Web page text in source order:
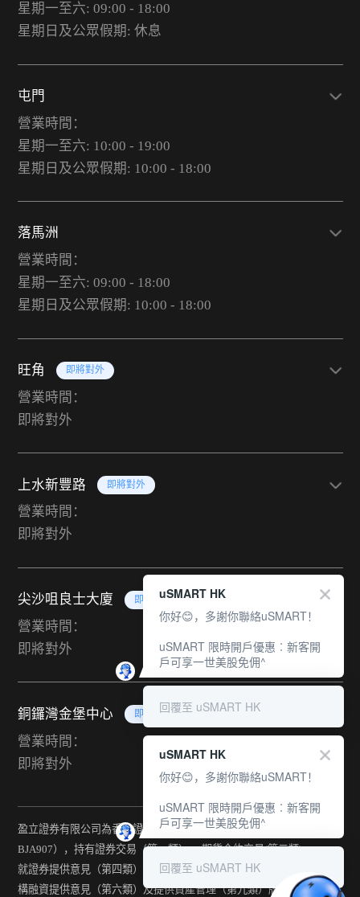
星期一至六: 09:00 - 18:00
星期日及公眾假期: 休息
屯門
營業時間：
星期一至六: 10:00 - 19:00
星期日及公眾假期: 10:00 - 18:00
落馬洲
營業時間：
星期一至六: 09:00 - 18:00
星期日及公眾假期: 10:00 - 18:00
旺角 即將對外
營業時間：
即將對外
上水新豐路 即將對外
營業時間：
即將對外
尖沙咀良士大廈 即將對外
營業時間：
即將對外
銅鑼灣金堡中心 即將對外
營業時間：
即將對外
盈立證券有限公司為香港證監會持牌法團（中央編號：
BJA907），持有證券交易（第一類） 、期貨合約交易(第二類) 、
就證券提供意見（第四類） 、就期貨合約提供意見(第五類) 、就機
構融資提供意見（第六類）及提供資產管理（第九類）牌照。
uSMART HK
你好😊，多謝你聯絡uSMART！
uSMART 限時開戶優惠︰新客開
戶可享一世美股免佣^
回覆至 uSMART HK
uSMART HK
你好😊，多謝你聯絡uSMART！
uSMART 限時開戶優惠︰新客開
戶可享一世美股免佣^
回覆至 uSMART HK